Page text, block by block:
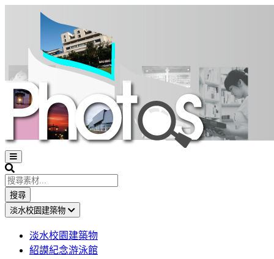
Open
sidebar
Search
搜尋
淡水校園建築物
淡水校園建築物
紹謨紀念游泳館